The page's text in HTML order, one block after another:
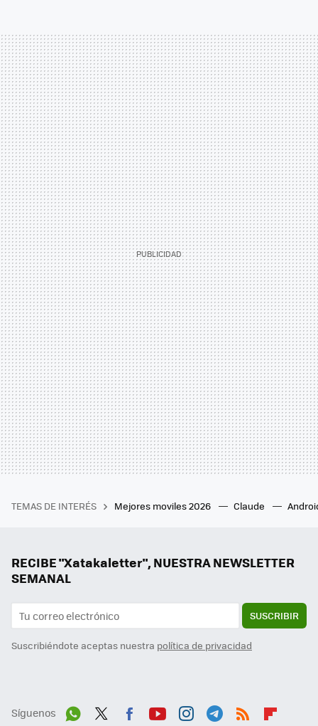
TEMAS DE INTERÉS Mejores moviles 2026 Claude
RECIBE "Xatakaletter", NUESTRA NEWSLETTER
SEMANAL
SUSCRIBIR
Suscribiéndote aceptas nuestra política de privacidad
Síguenos